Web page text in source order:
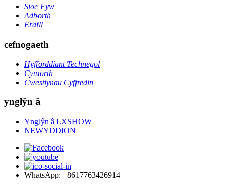
Sioe Fyw
Adborth
Eraill
cefnogaeth
Hyfforddiant Technegol
Cymorth
Cwestiynau Cyffredin
ynglŷn â
Ynglŷn â LXSHOW
NEWYDDION
WhatsApp: +8617763426914